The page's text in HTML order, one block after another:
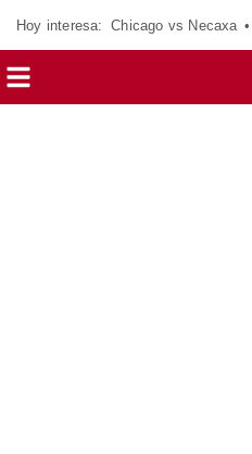
Hoy interesa: Chicago vs Necaxa